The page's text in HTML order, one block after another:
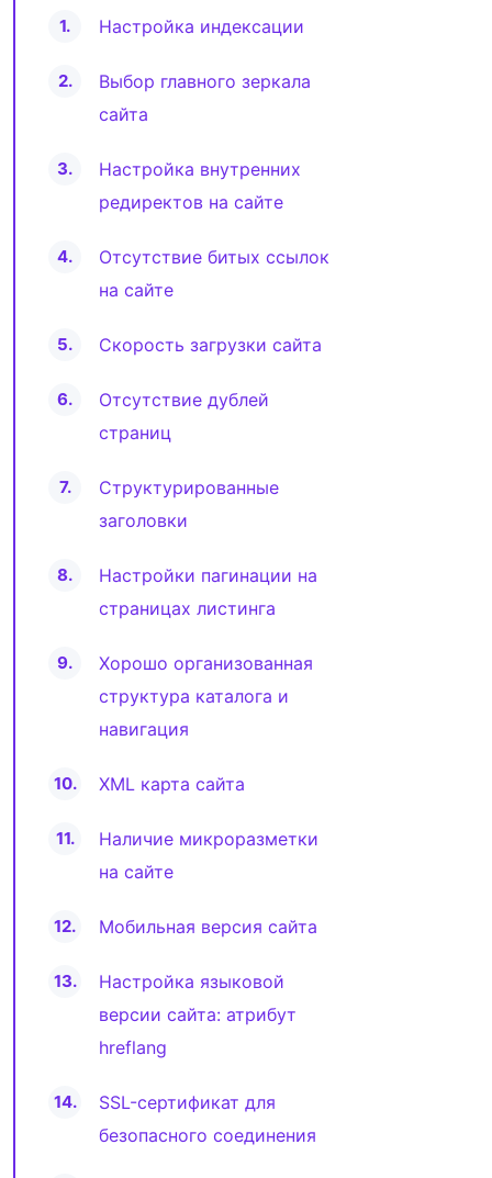
Настройка индексации
Выбор главного зеркала
сайта
Настройка внутренних
редиректов на сайте
Отсутствие битых ссылок
на сайте
Скорость загрузки сайта
Отсутствие дублей
страниц
Структурированные
заголовки
Настройки пагинации на
страницах листинга
Хорошо организованная
структура каталога и
навигация
XML карта сайта
Наличие микроразметки
на сайте
Мобильная версия сайта
Настройка языковой
версии сайта: атрибут
hreflang
SSL-сертификат для
безопасного соединения